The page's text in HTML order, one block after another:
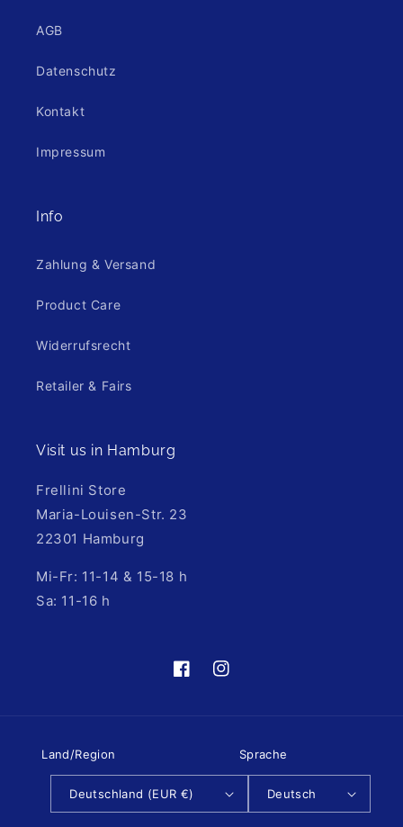
AGB
Datenschutz
Kontakt
Impressum
Info
Zahlung & Versand
Product Care
Widerrufsrecht
Retailer & Fairs
Visit us in Hamburg
Frellini Store
Maria-Louisen-Str. 23
22301 Hamburg
Mi-Fr: 11-14 & 15-18 h
Sa: 11-16 h
https://de-https://www.instagram.com/
Land/Region
Deutschland (EUR €)
Sprache
Deutsch